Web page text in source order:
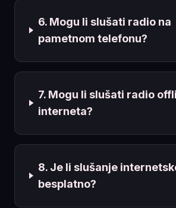
6. Mogu li slušati radio na
pametnom telefonu?
7. Mogu li slušati radio
interneta?
8. Je li slušanje
besplatno?